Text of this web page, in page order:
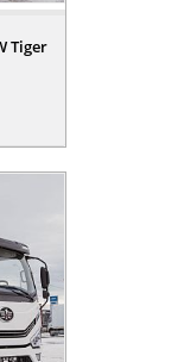
Tiger